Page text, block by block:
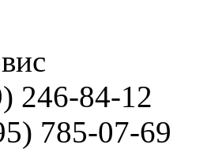
246-84-12
785-07-69